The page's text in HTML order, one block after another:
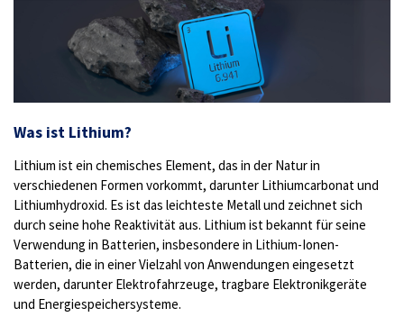
Was ist Lithium?
Lithium ist ein chemisches Element, das in der Natur in
verschiedenen Formen vorkommt, darunter Lithiumcarbonat und
Lithiumhydroxid. Es ist das leichteste Metall und zeichnet sich
durch seine hohe Reaktivität aus. Lithium ist bekannt für seine
Verwendung in Batterien, insbesondere in Lithium-Ionen-
Batterien, die in einer Vielzahl von Anwendungen eingesetzt
werden, darunter Elektrofahrzeuge, tragbare Elektronikgeräte
und Energiespeichersysteme.